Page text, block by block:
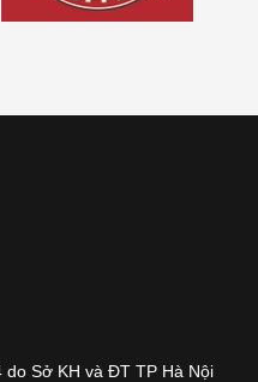
do Sở KH và ĐT TP Hà Nội